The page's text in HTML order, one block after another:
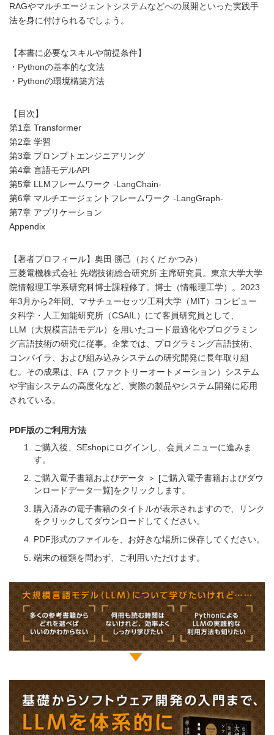
RAGやマルチエージェントシステムなどへの展開といった実践手
法を身に付けられるでしょう。
【本書に必要なスキルや前提条件】
・Pythonの基本的な文法
・Pythonの環境構築方法
【目次】
第1章 Transformer
第2章 学習
第3章 プロンプトエンジニアリング
第4章 言語モデルAPI
第5章 LLMフレームワーク -LangChain-
第6章 マルチエージェントフレームワーク -LangGraph-
第7章 アプリケーション
Appendix
【著者プロフィール】奥田 勝己（おくだ かつみ）
三菱電機株式会社 先端技術総合研究所 主席研究員。東京大学大学
院情報理工学系研究科博士課程修了。博士（情報理工学）。2023
年3月から2年間、マサチューセッツ工科大学（MIT）コンピュー
タ科学・人工知能研究所（CSAIL）にて客員研究員として、
LLM（大規模言語モデル）を用いたコード最適化やプログラミン
グ言語技術の研究に従事。企業では、プログラミング言語技術、
コンパイラ、および組み込みシステムの研究開発に長年取り組
む。その成果は、FA（ファクトリーオートメーション）システム
や宇宙システムの高度化など、実際の製品やシステム開発に応用
されている。
PDF版のご利用方法
ご購入後、SEshopにログインし、会員メニューに進みま
す。
ご購入電子書籍およびデータ ＞ [ご購入電子書籍およびダウ
ンロードデータ一覧]をクリックします。
購入済みの電子書籍のタイトルが表示されますので、リンク
をクリックしてダウンロードしてください。
PDF形式のファイルを、お好きな場所に保存してください。
端末の種類を問わず、ご利用いただけます。